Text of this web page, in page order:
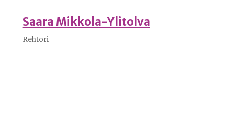
Saara Mikkola-Ylitolva
Rehtori